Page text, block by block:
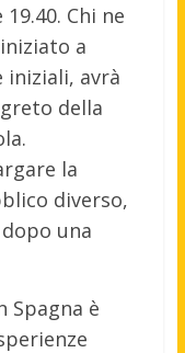
Chi ne
a
avrà
della
la
diverso,
una
Spagna è